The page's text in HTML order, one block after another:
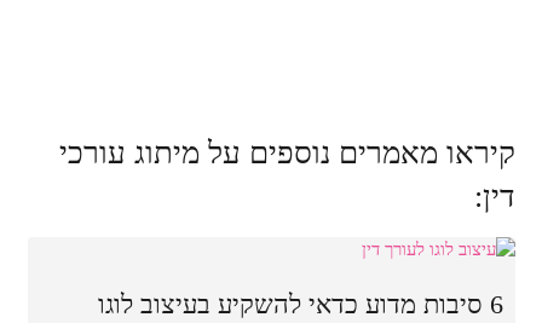
קיראו מאמרים נוספים על מיתוג עורכי
דין:
6 סיבות מדוע כדאי להשקיע בעיצוב לוגו